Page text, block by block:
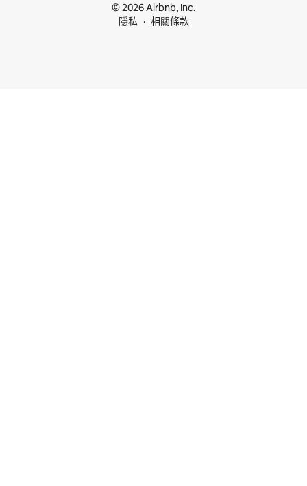
© 2026 Airbnb, Inc.
隱私
相關條款